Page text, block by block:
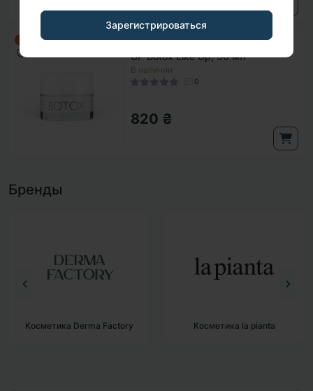
Зарегистрироваться
Хит продаж Популярный
Крем с эффектом ботокса LOW
UP Botox Like Up, 50 мл
В наличии
0
820 ₴
Бренды
Косметика Derma Factory Косметика la pianta